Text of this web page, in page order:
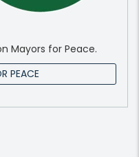
Mayors for Peace.
PEACE